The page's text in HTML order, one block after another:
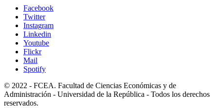
Facebook
Twitter
Instagram
Linkedin
Youtube
Flickr
Mail
Spotify
© 2022 - FCEA. Facultad de Ciencias Económicas y de
Administración - Universidad de la República - Todos los derechos
reservados.